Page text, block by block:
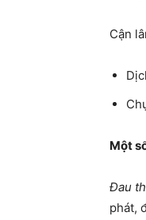
Cận
Một
Đau
phát,